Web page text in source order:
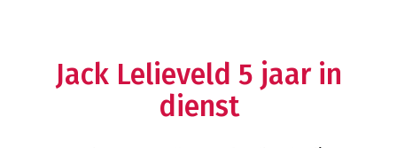
Jack Lelieveld 5 jaar in
dienst